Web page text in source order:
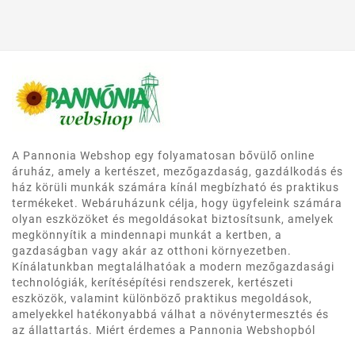
A Pannonia Webshop egy folyamatosan bővülő online
áruház, amely a kertészet, mezőgazdaság, gazdálkodás és
ház körüli munkák számára kínál megbízható és praktikus
termékeket. Webáruházunk célja, hogy ügyfeleink számára
olyan eszközöket és megoldásokat biztosítsunk, amelyek
megkönnyítik a mindennapi munkát a kertben, a
gazdaságban vagy akár az otthoni környezetben.
Kínálatunkban megtalálhatóak a modern mezőgazdasági
technológiák, kerítésépítési rendszerek, kertészeti
eszközök, valamint különböző praktikus megoldások,
amelyekkel hatékonyabbá válhat a növénytermesztés és
az állattartás. Miért érdemes a Pannonia Webshopból